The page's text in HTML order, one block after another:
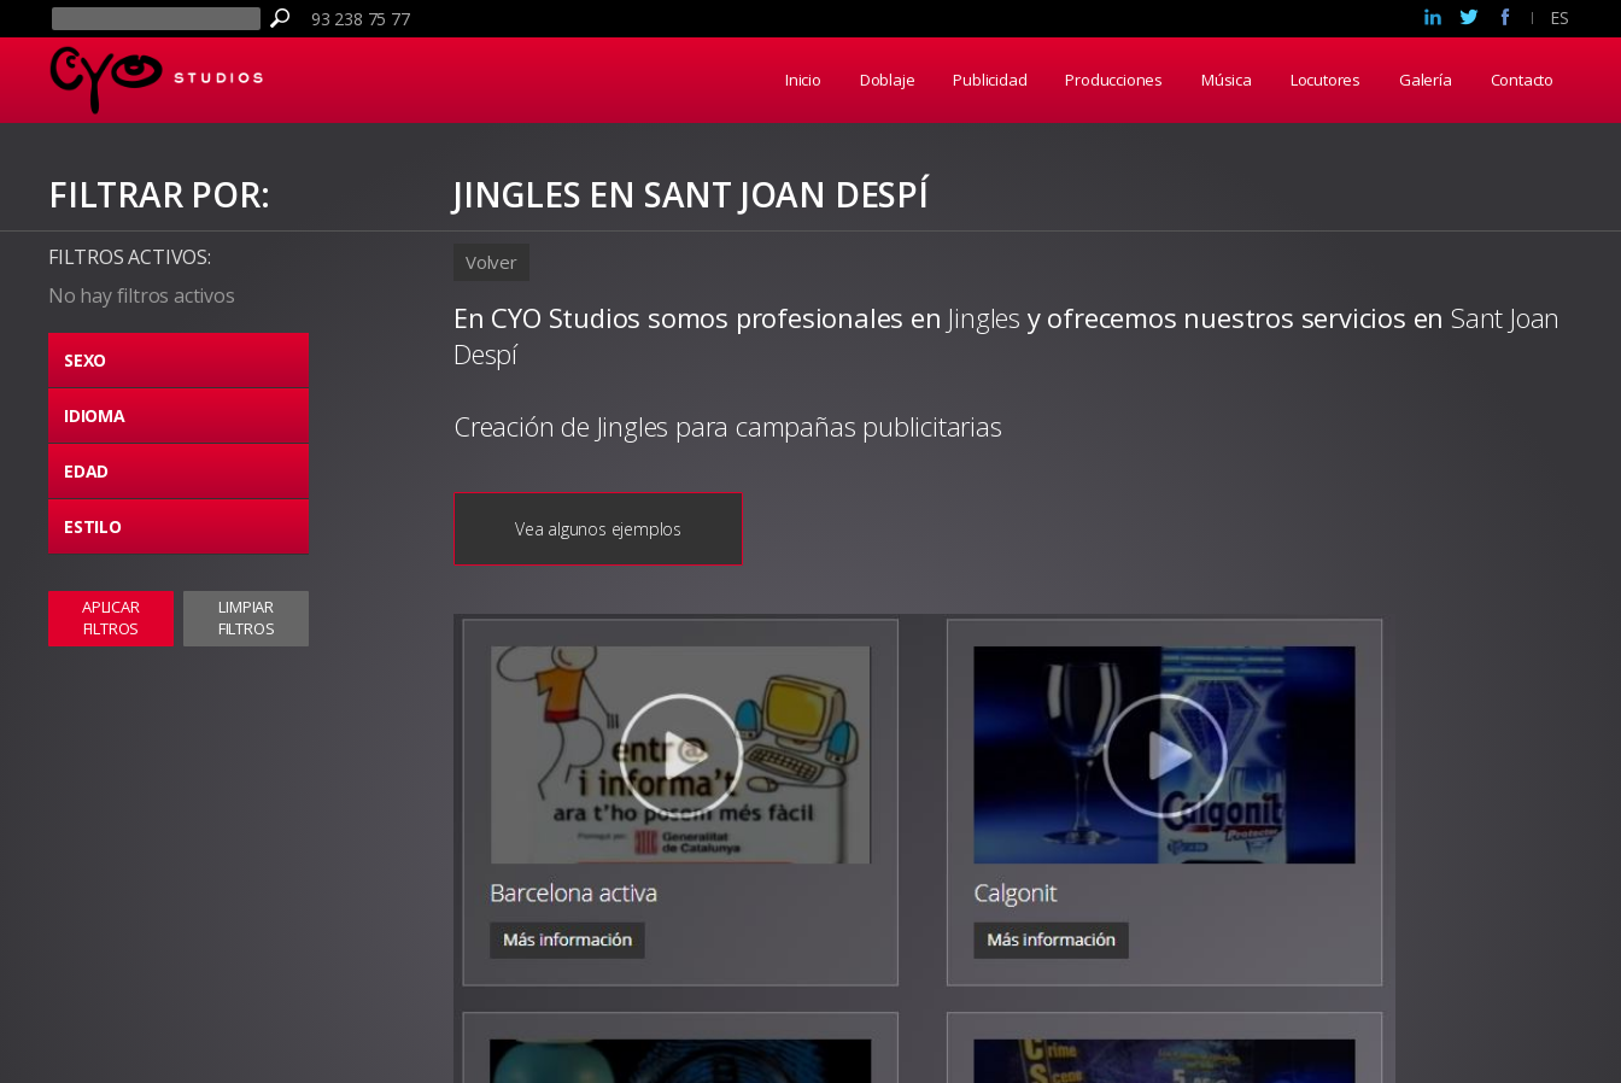
ES
93 238 75 77
Inicio Doblaje Publicidad Producciones Música Locutores Galería Contacto
FILTRAR POR:
FILTROS ACTIVOS:
No hay filtros activos
SEXO
IDIOMA
EDAD
ESTILO
APLICAR
FILTROS
LIMPIAR
FILTROS
JINGLES EN SANT JOAN DESPÍ
Volver
En CYO Studios somos profesionales en Jingles y ofrecemos nuestros servicios en Sant Joan
Despí
Creación de Jingles para campañas publicitarias
Vea algunos ejemplos